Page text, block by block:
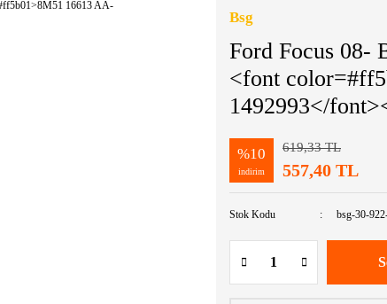
Bsg
Ford Focus 08-
<font
1492993</
%10
indirim
619,33 TL
557,40 TL
Stok Kodu bsg-30-